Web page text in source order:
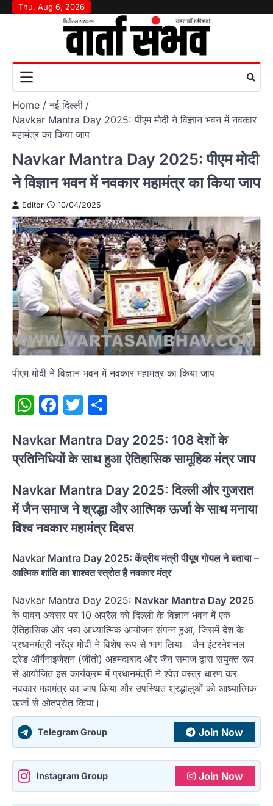
SkipThu, Aug 6, 2026
Home
नई दिल्ली
Navkar Mantra Day 2025: पीएम मोदी ने विज्ञान भवन में नवकार
महामंत्र का किया जाप
Navkar Mantra Day 2025: पीएम मोदी
ने विज्ञान भवन में नवकार महामंत्र का किया जाप
Editor 10/04/2025
पीएम मोदी ने विज्ञान भवन में नवकार महामंत्र का किया जाप
WhatsApp
Facebook
Twitter
Navkar Mantra Day 2025: 108 देशों के
प्रतिनिधियों के साथ हुआ ऐतिहासिक सामूहिक मंत्र जाप
Navkar Mantra Day 2025: दिल्ली और गुजरात
में जैन समाज ने श्रद्धा और आत्मिक ऊर्जा के साथ मनाया
विश्व नवकार महामंत्र दिवस
Navkar Mantra Day 2025: केंद्रीय मंत्री पीयूष गोयल ने बताया –
आत्मिक शांति का शाश्वत स्त्रोत है नवकार मंत्र
Navkar Mantra Day 2025: Navkar Mantra Day 2025
के पावन अवसर पर 10 अप्रैल को दिल्ली के विज्ञान भवन में एक
ऐतिहासिक और भव्य आध्यात्मिक आयोजन संपन्न हुआ, जिसमें देश के
प्रधानमंत्री नरेंद्र मोदी ने विशेष रूप से भाग लिया। जैन इंटरनेशनल
ट्रेड ऑर्गेनाइजेशन (जीतो) अहमदाबाद और जैन समाज द्वारा संयुक्त रूप
से आयोजित इस कार्यक्रम में प्रधानमंत्री ने श्वेत वस्त्र धारण कर
नवकार महामंत्र का जाप किया और उपस्थित श्रद्धालुओं को आध्यात्मिक
ऊर्जा से ओतप्रोत किया।
Telegram Group Join Now
Instagram Group Join Now